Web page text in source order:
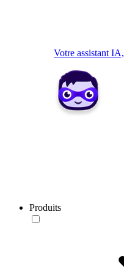
Votre assistant
Produits